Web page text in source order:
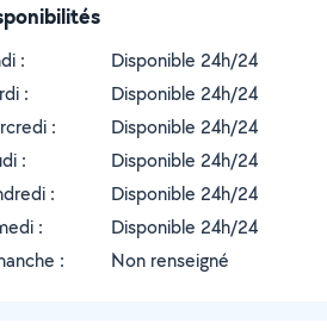
:
Disponible 24h/24
:
Disponible 24h/24
:
Disponible 24h/24
:
Disponible 24h/24
:
Disponible 24h/24
:
Disponible 24h/24
:
Non renseigné